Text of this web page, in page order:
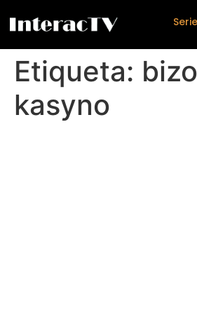
Serie
Etiqueta:
kasyno